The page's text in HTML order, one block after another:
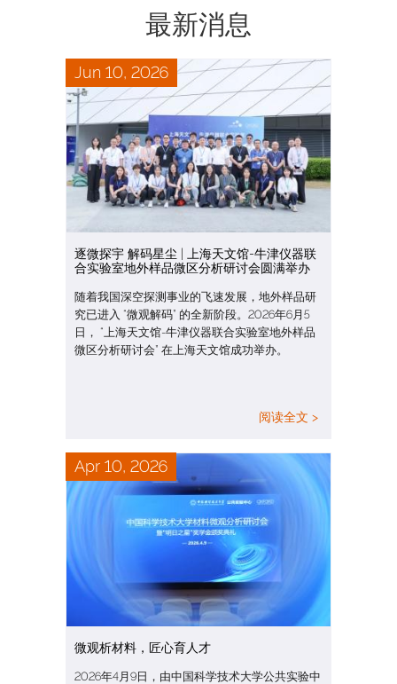
最新消息
Jun 10, 2026
逐微探宇 解码星尘 | 上海天文馆-牛津仪器联
合实验室地外样品微区分析研讨会圆满举办
随着我国深空探测事业的飞速发展，地外样品研
究已进入 “微观解码” 的全新阶段。2026年6月5
日， “上海天文馆-牛津仪器联合实验室地外样品
微区分析研讨会” 在上海天文馆成功举办。
阅读全文 >
Apr 10, 2026
微观析材料，匠心育人才
2026年4月9日，由中国科学技术大学公共实验中